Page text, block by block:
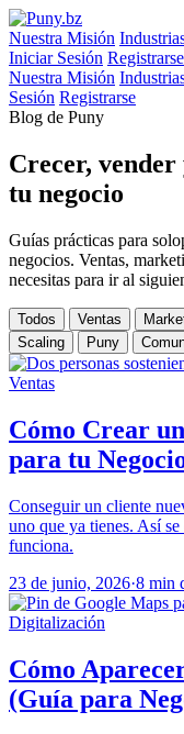
Nuestra Misión
Iniciar Sesión Registrarse
Nuestra Misión
Sesión Registrarse
Blog de Puny
Crecer, vender
tu negocio
Guías prácticas para
negocios. Ventas,
necesitas para ir al
Todos Ventas
Scaling
Puny
Ventas
Cómo Crear
para tu
Conseguir un cliente
uno que ya tienes. Así
funciona.
23 de junio, 2026·8 min
Digitalización
Cómo
(Guía para